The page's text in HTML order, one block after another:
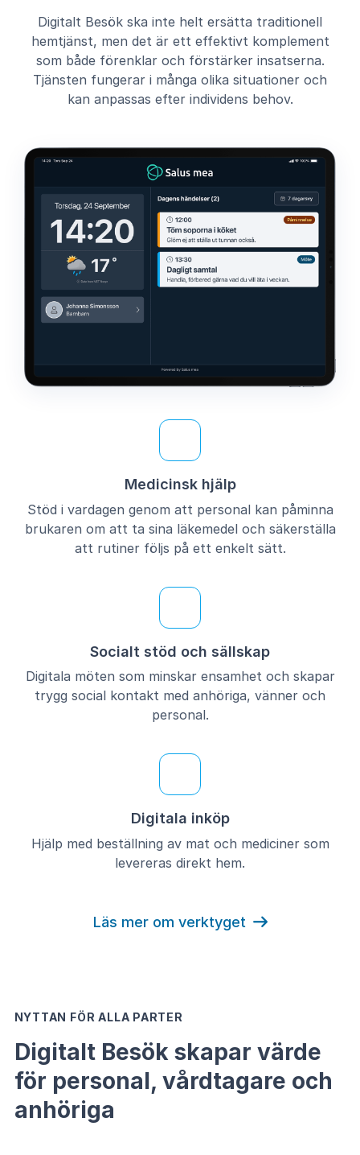
Digitalt Besök ska inte helt ersätta traditionell
hemtjänst, men det är ett effektivt komplement
som både förenklar och förstärker insatserna.
Tjänsten fungerar i många olika situationer och
kan anpassas efter individens behov.
Medicinsk hjälp
Stöd i vardagen genom att personal kan påminna
brukaren om att ta sina läkemedel och säkerställa
att rutiner följs på ett enkelt sätt.
Socialt stöd och sällskap
Digitala möten som minskar ensamhet och skapar
trygg social kontakt med anhöriga, vänner och
personal.
Digitala inköp
Hjälp med beställning av mat och mediciner som
levereras direkt hem.
Läs mer om verktyget
NYTTAN FÖR ALLA PARTER
Digitalt Besök skapar värde
för personal, vårdtagare och
anhöriga